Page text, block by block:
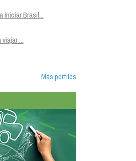
iniciar Brasil...
...
Más perfiles